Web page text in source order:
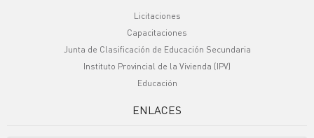
Licitaciones
Capacitaciones
Junta de Clasificación de Educación Secundaria
Instituto Provincial de la Vivienda (IPV)
Educación
ENLACES